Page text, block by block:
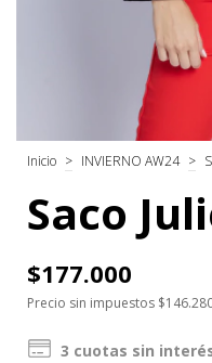
Inicio > INVIERNO AW24 >
Saco
$177.000
Precio sin impuestos
3 cuotas sin